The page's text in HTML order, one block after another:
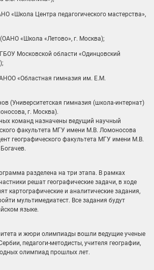
«Школа Центра педагогического мастерства»,
«Школа «Летово», г. Москва);
Московской области «Одинцовский
«Областная гимназия им. Е.М.
(Университетская гимназия (школа-интернат)
г. Москва).
команд назначены ведущий научный
факультета МГУ имени М.В. Ломоносова
географического факультета МГУ имени М.В.
разделена на три этапа. В рамках
решат географические задачи, в ходе
картографические и аналитические задания,
мультимедиатест. Все задания будут
языке.
и жюри олимпиады вошли ведущие ученые
педагоги-методисты, учителя географии,
олимпиад прошлых лет.